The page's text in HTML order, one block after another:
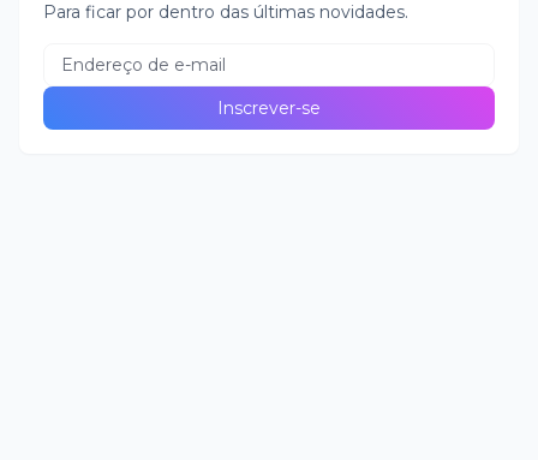
Para ficar por dentro das últimas novidades.